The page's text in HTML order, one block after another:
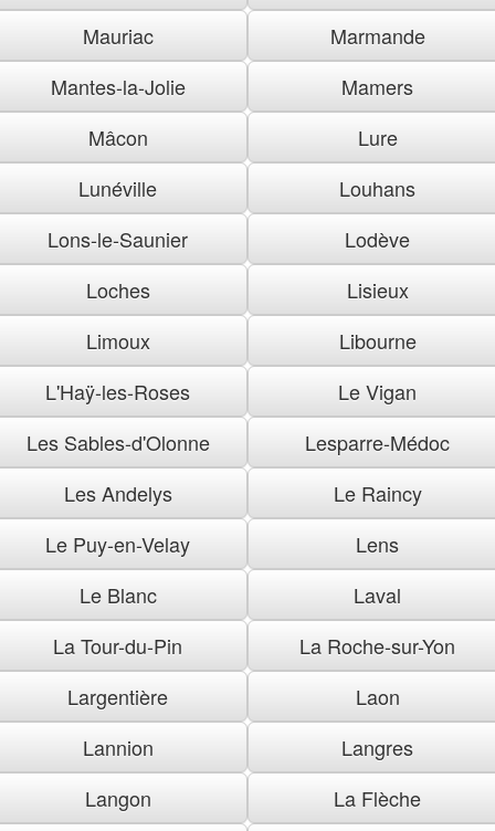
Mauriac
Marmande
Mantes-la-Jolie
Mamers
Mâcon
Lure
Lunéville
Louhans
Lons-le-Saunier
Lodève
Loches
Lisieux
Limoux
Libourne
L'Haÿ-les-Roses
Le Vigan
Les Sables-d'Olonne
Lesparre-Médoc
Les Andelys
Le Raincy
Le Puy-en-Velay
Lens
Le Blanc
Laval
La Tour-du-Pin
La Roche-sur-Yon
Largentière
Laon
Lannion
Langres
Langon
La Flèche